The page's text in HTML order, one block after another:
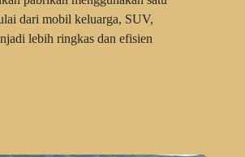
dari mobil keluarga, SUV,
lebih ringkas dan efisien